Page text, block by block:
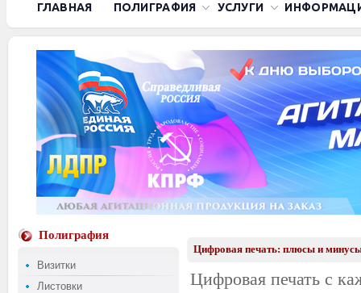
ГЛАВНАЯ ПОЛИГРАФИЯ УСЛУГИ
Полиграфия
Визитки
Листовки
Цифровая печать: плюсы и
Цифровая печать с